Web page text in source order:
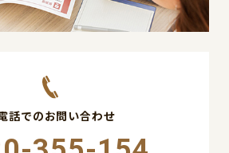
話でのお問い合わせ